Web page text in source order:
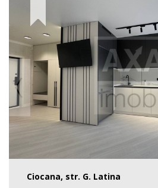
Ciocana, str. G. Latina